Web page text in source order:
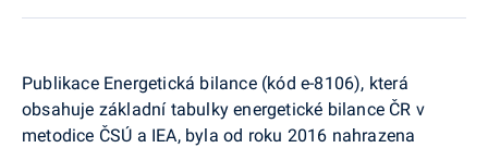
Publikace Energetická bilance (kód e-8106), která
obsahuje základní tabulky energetické bilance ČR v
metodice ČSÚ a IEA, byla od roku 2016 nahrazena